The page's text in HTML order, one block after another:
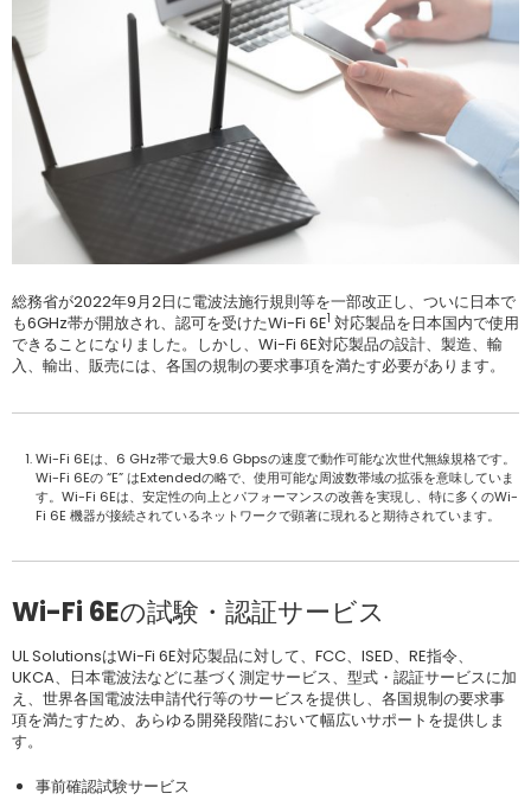
総務省が2022年9月2日に電波法施行規則等を一部改正し、ついに日本で
も6GHz帯が開放され、認可を受けたWi-Fi 6E1 対応製品を日本国内で使用
できることになりました。しかし、Wi-Fi 6E対応製品の設計、製造、輸
入、輸出、販売には、各国の規制の要求事項を満たす必要があります。
Wi-Fi 6Eは、6 GHz帯で最大9.6 Gbpsの速度で動作可能な次世代無線規格です。
Wi-Fi 6Eの “E” はExtendedの略で、使用可能な周波数帯域の拡張を意味していま
す。Wi-Fi 6Eは、安定性の向上とパフォーマンスの改善を実現し、特に多くのWi-
Fi 6E 機器が接続されているネットワークで顕著に現れると期待されています。
Wi-Fi 6Eの試験・認証サービス
UL SolutionsはWi-Fi 6E対応製品に対して、FCC、ISED、RE指令、
UKCA、日本電波法などに基づく測定サービス、型式・認証サービスに加
え、世界各国電波法申請代行等のサービスを提供し、各国規制の要求事
項を満たすため、あらゆる開発段階において幅広いサポートを提供しま
す。
事前確認試験サービス